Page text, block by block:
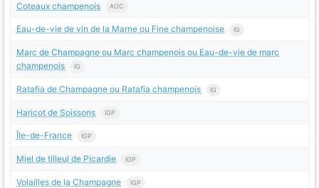
Coteaux champenois AOC
Eau-de-vie de vin de la Marne ou Fine champenoise IG
Marc de Champagne ou Marc champenois ou Eau-de-vie de marc
champenois
IG
Ratafia de Champagne ou Ratafia champenois IG
Haricot de Soissons IGP
Île-de-France IGP
Miel de tilleul de Picardie IGP
Volailles de la Champagne IGP